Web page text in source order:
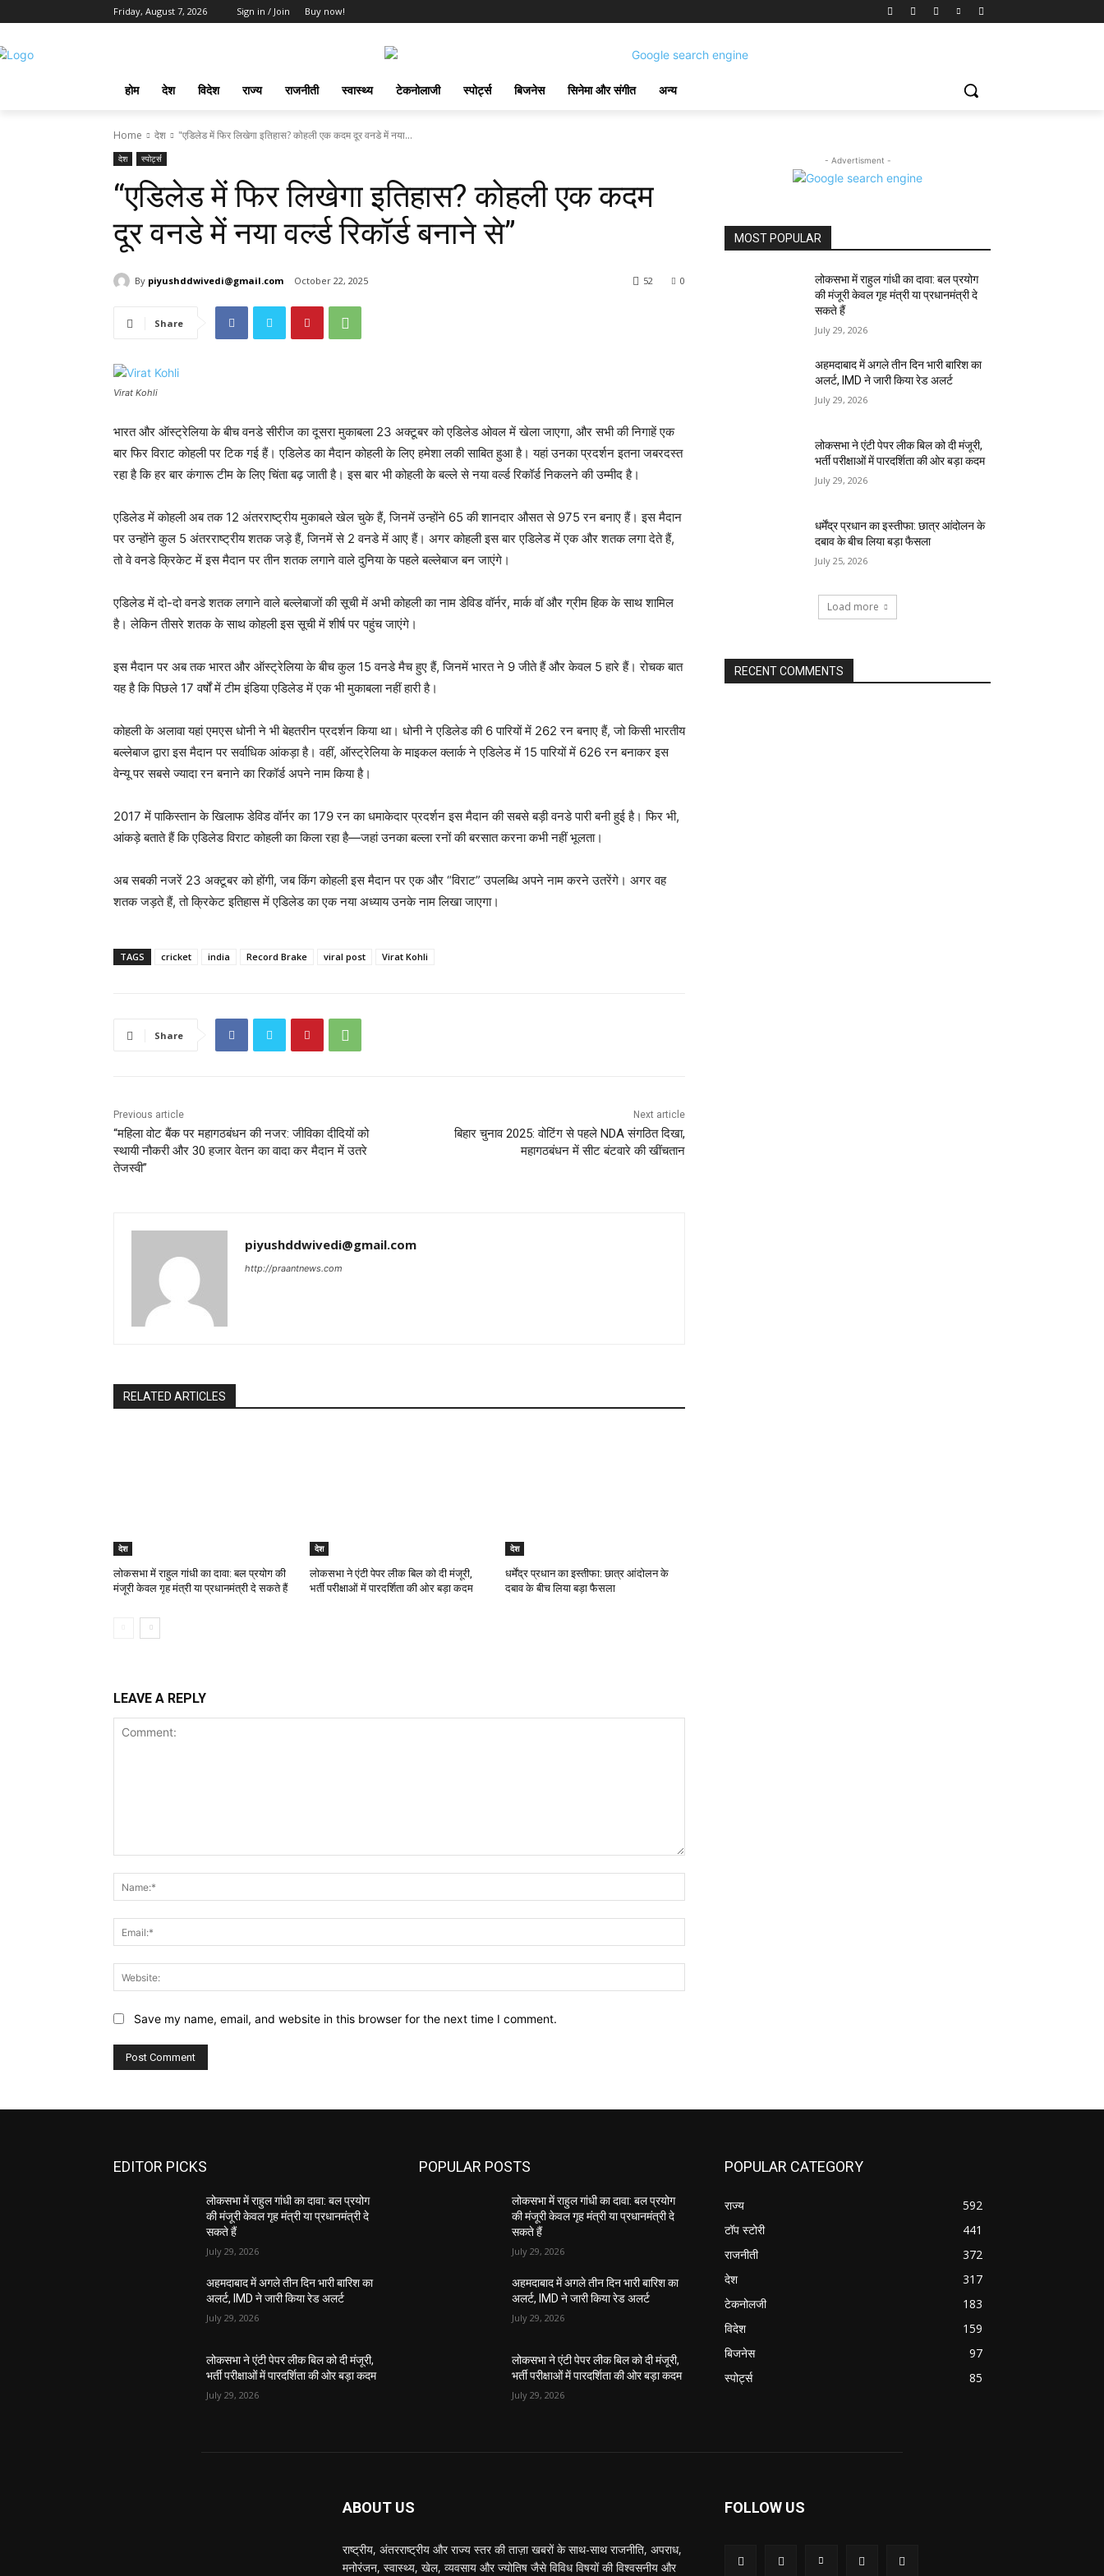
Friday, August 7, 2026 Sign in / Join Buy now!
होम देश विदेश राज्य राजनीती स्वास्थ्य टेकनोलाजी स्पोर्ट्स बिजनेस सिनेमा और संगीत अन्य
Home देश "एडिलेड में फिर लिखेगा इतिहास? कोहली एक कदम दूर वनडे में नया...
देश स्पोर्ट्स
“एडिलेड में फिर लिखेगा इतिहास? कोहली एक कदम
दूर वनडे में नया वर्ल्ड रिकॉर्ड बनाने से”
By piyushddwivedi@gmail.com October 22, 2025 0
52
Share
Virat Kohli
भारत और ऑस्ट्रेलिया के बीच वनडे सीरीज का दूसरा मुकाबला 23 अक्टूबर को एडिलेड ओवल में खेला जाएगा, और सभी की निगाहें एक
बार फिर विराट कोहली पर टिक गई हैं। एडिलेड का मैदान कोहली के लिए हमेशा लकी साबित हुआ है। यहां उनका प्रदर्शन इतना जबरदस्त
रहा है कि हर बार कंगारू टीम के लिए चिंता बढ़ जाती है। इस बार भी कोहली के बल्ले से नया वर्ल्ड रिकॉर्ड निकलने की उम्मीद है।
एडिलेड में कोहली अब तक 12 अंतरराष्ट्रीय मुकाबले खेल चुके हैं, जिनमें उन्होंने 65 की शानदार औसत से 975 रन बनाए हैं। इस मैदान
पर उन्होंने कुल 5 अंतरराष्ट्रीय शतक जड़े हैं, जिनमें से 2 वनडे में आए हैं। अगर कोहली इस बार एडिलेड में एक और शतक लगा देते हैं,
तो वे वनडे क्रिकेट में इस मैदान पर तीन शतक लगाने वाले दुनिया के पहले बल्लेबाज बन जाएंगे।
एडिलेड में दो-दो वनडे शतक लगाने वाले बल्लेबाजों की सूची में अभी कोहली का नाम डेविड वॉर्नर, मार्क वॉ और ग्रीम हिक के साथ शामिल
है। लेकिन तीसरे शतक के साथ कोहली इस सूची में शीर्ष पर पहुंच जाएंगे।
इस मैदान पर अब तक भारत और ऑस्ट्रेलिया के बीच कुल 15 वनडे मैच हुए हैं, जिनमें भारत ने 9 जीते हैं और केवल 5 हारे हैं। रोचक बात
यह है कि पिछले 17 वर्षों में टीम इंडिया एडिलेड में एक भी मुकाबला नहीं हारी है।
कोहली के अलावा यहां एमएस धोनी ने भी बेहतरीन प्रदर्शन किया था। धोनी ने एडिलेड की 6 पारियों में 262 रन बनाए हैं, जो किसी भारतीय
बल्लेबाज द्वारा इस मैदान पर सर्वाधिक आंकड़ा है। वहीं, ऑस्ट्रेलिया के माइकल क्लार्क ने एडिलेड में 15 पारियों में 626 रन बनाकर इस
वेन्यू पर सबसे ज्यादा रन बनाने का रिकॉर्ड अपने नाम किया है।
2017 में पाकिस्तान के खिलाफ डेविड वॉर्नर का 179 रन का धमाकेदार प्रदर्शन इस मैदान की सबसे बड़ी वनडे पारी बनी हुई है। फिर भी,
आंकड़े बताते हैं कि एडिलेड विराट कोहली का किला रहा है—जहां उनका बल्ला रनों की बरसात करना कभी नहीं भूलता।
अब सबकी नजरें 23 अक्टूबर को होंगी, जब किंग कोहली इस मैदान पर एक और “विराट” उपलब्धि अपने नाम करने उतरेंगे। अगर वह
शतक जड़ते हैं, तो क्रिकेट इतिहास में एडिलेड का एक नया अध्याय उनके नाम लिखा जाएगा।
TAGS cricket india Record Brake viral post Virat Kohli
Share
Previous article
“महिला वोट बैंक पर महागठबंधन की नजर: जीविका दीदियों को
स्थायी नौकरी और 30 हजार वेतन का वादा कर मैदान में उतरे
तेजस्वी”
Next article
बिहार चुनाव 2025: वोटिंग से पहले NDA संगठित दिखा,
महागठबंधन में सीट बंटवारे की खींचतान
piyushddwivedi@gmail.com
http://praantnews.com
RELATED ARTICLES
देश
लोकसभा में राहुल गांधी का दावा: बल प्रयोग की
मंजूरी केवल गृह मंत्री या प्रधानमंत्री दे सकते हैं
देश
लोकसभा ने एंटी पेपर लीक बिल को दी मंजूरी,
भर्ती परीक्षाओं में पारदर्शिता की ओर बड़ा कदम
देश
धर्मेंद्र प्रधान का इस्तीफा: छात्र आंदोलन के
दबाव के बीच लिया बड़ा फैसला
LEAVE A REPLY
Save my name, email, and website in this browser for the next time I comment.
- Advertisment -
MOST POPULAR
लोकसभा में राहुल गांधी का दावा: बल प्रयोग
की मंजूरी केवल गृह मंत्री या प्रधानमंत्री दे
सकते हैं
July 29, 2026
अहमदाबाद में अगले तीन दिन भारी बारिश का
अलर्ट, IMD ने जारी किया रेड अलर्ट
July 29, 2026
लोकसभा ने एंटी पेपर लीक बिल को दी मंजूरी,
भर्ती परीक्षाओं में पारदर्शिता की ओर बड़ा कदम
July 29, 2026
धर्मेंद्र प्रधान का इस्तीफा: छात्र आंदोलन के
दबाव के बीच लिया बड़ा फैसला
July 25, 2026
Load more
RECENT COMMENTS
EDITOR PICKS
लोकसभा में राहुल गांधी का दावा: बल प्रयोग
की मंजूरी केवल गृह मंत्री या प्रधानमंत्री दे
सकते हैं
July 29, 2026
अहमदाबाद में अगले तीन दिन भारी बारिश का
अलर्ट, IMD ने जारी किया रेड अलर्ट
July 29, 2026
लोकसभा ने एंटी पेपर लीक बिल को दी मंजूरी,
भर्ती परीक्षाओं में पारदर्शिता की ओर बड़ा कदम
July 29, 2026
POPULAR POSTS
लोकसभा में राहुल गांधी का दावा: बल प्रयोग
की मंजूरी केवल गृह मंत्री या प्रधानमंत्री दे
सकते हैं
July 29, 2026
अहमदाबाद में अगले तीन दिन भारी बारिश का
अलर्ट, IMD ने जारी किया रेड अलर्ट
July 29, 2026
लोकसभा ने एंटी पेपर लीक बिल को दी मंजूरी,
भर्ती परीक्षाओं में पारदर्शिता की ओर बड़ा कदम
July 29, 2026
POPULAR CATEGORY
राज्य
592
टॉप स्टोरी
441
राजनीती
372
देश
317
टेकनोलजी
183
विदेश
159
बिजनेस
97
स्पोर्ट्स
85
ABOUT US
राष्ट्रीय, अंतरराष्ट्रीय और राज्य स्तर की ताज़ा खबरों के साथ-साथ राजनीति, अपराध,
मनोरंजन, स्वास्थ्य, खेल, व्यवसाय और ज्योतिष जैसे विविध विषयों की विश्वसनीय और
FOLLOW US